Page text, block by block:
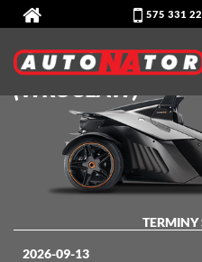
575 331
KTM X-BOW -
(WROCŁAW)
TERMINY
2026-09-13